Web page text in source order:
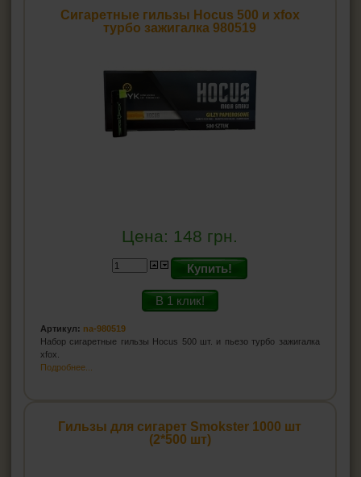
Сигаретные гильзы Hocus 500 и xfox
турбо зажигалка 980519
Цена: 148 грн.
Купить!
В 1 клик!
Артикул: na-980519
Набор сигаретные гильзы Hocus 500 шт. и пьезо турбо зажигалка
xfox.
Подробнее...
Гильзы для сигарет Smokster 1000 шт
(2*500 шт)